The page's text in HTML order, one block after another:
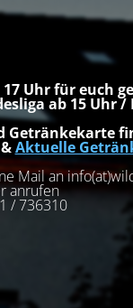
Uhr für euch
ab 15 Uhr /
Getränkekarte
Aktuelle
Mail an
anrufen
/ 736310